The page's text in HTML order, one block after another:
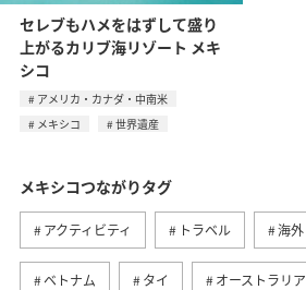
セレブもハメをはずして盛り
上がるカリブ海リゾート メキ
シコ
アメリカ・カナダ・中南米
メキシコ
世界遺産
メキシコつながりタグ
アクティビティ トラベル 海外
ベトナム タイ オーストラリア